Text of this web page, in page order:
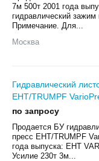
7м 500т 2001 года
гидравлический зажим
Примечание. Для...
Москва
Гидравлический
EHT/TRUMPF
по запросу
Продается БУ
пресс EHT/TRUMPF
года выпуска: EHT
Усилие 230т 3м...